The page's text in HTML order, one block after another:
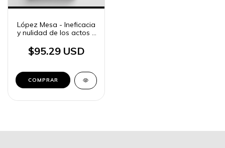
López Mesa - Ineficacia
y nulidad de los actos y
$95.29 USD
COMPRAR